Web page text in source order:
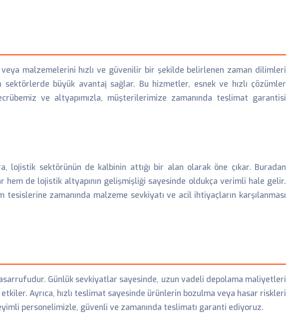
malzemelerini hızlı ve güvenilir bir şekilde belirlenen zaman dilimleri
büyük avantaj sağlar. Bu hizmetler, esnek ve hızlı çözümler
ve altyapımızla, müşterilerimize zamanında teslimat garantisi
lojistik sektörünün de kalbinin attığı bir alan olarak öne çıkar. Buradan
hem de lojistik altyapının gelişmişliği sayesinde oldukça verimli hale gelir.
zamanında malzeme sevkiyatı ve acil ihtiyaçların karşılanması
Günlük sevkiyatlar sayesinde, uzun vadeli depolama maliyetleri
Ayrıca, hızlı teslimat sayesinde ürünlerin bozulma veya hasar riskleri
personelimizle, güvenli ve zamanında teslimatı garanti ediyoruz.